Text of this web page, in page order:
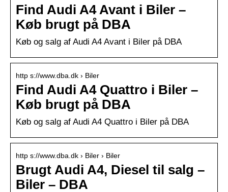
Find Audi A4 Avant i Biler –
Køb brugt på DBA
Køb og salg af Audi A4 Avant i Biler på DBA
http s://www.dba.dk › Biler
Find Audi A4 Quattro i Biler –
Køb brugt på DBA
Køb og salg af Audi A4 Quattro i Biler på DBA
http s://www.dba.dk › Biler › Biler
Brugt Audi A4, Diesel til salg –
Biler – DBA